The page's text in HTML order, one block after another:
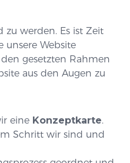
zu werden. Es ist Zeit
unsere Website
gesetzten Rahmen
aus den Augen zu
eine Konzeptkarte.
Schritt wir sind und